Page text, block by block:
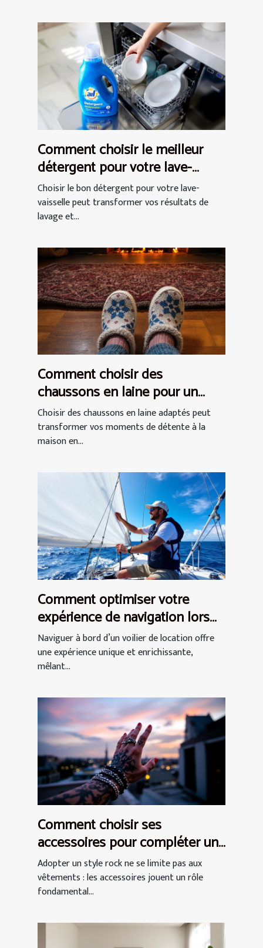
Comment choisir le meilleur
détergent pour votre lave-
vaisselle ?
Choisir le bon détergent pour votre lave-
vaisselle peut transformer vos résultats de
lavage et...
Comment choisir des
chaussons en laine pour un
confort optimal ?
Choisir des chaussons en laine adaptés peut
transformer vos moments de détente à la
maison en...
Comment optimiser votre
expérience de navigation lors
d'une location de voilier ?
Naviguer à bord d’un voilier de location offre
une expérience unique et enrichissante,
mêlant...
Comment choisir ses
accessoires pour compléter un
style rock ?
Adopter un style rock ne se limite pas aux
vêtements : les accessoires jouent un rôle
fondamental...